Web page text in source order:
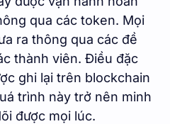
qua các token. Mọi
ra thông qua các đề
thành viên. Điều đặc
ghi lại trên blockchain
trình này trở nên minh
được mọi lúc.